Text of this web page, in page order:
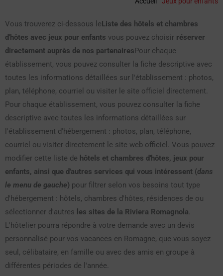
Vous trouverez ci-dessous leListe des hôtels et chambres
d'hôtes avec jeux pour enfants vous pouvez choisir réserver
directement auprès de nos partenairesPour chaque
établissement, vous pouvez consulter la fiche descriptive avec
toutes les informations détaillées sur l'établissement : photos,
plan, téléphone, courriel ou visiter le site officiel directement.
Pour chaque établissement, vous pouvez consulter la fiche
descriptive avec toutes les informations détaillées sur
l'établissement d'hébergement : photos, plan, téléphone,
courriel ou visiter directement le site web officiel. Vous pouvez
modifier cette liste de hôtels et chambres d'hôtes, jeux pour
enfants, ainsi que d'autres services qui vous intéressent (dans
le menu de gauche) pour filtrer selon vos besoins tout type
d'hébergement : hôtels, chambres d'hôtes, résidences de ou
sélectionner d'autres les sites de la Riviera Romagnola.
L'hôtelier pourra répondre à votre demande avec un devis
personnalisé pour vos vacances en Romagne, que vous soyez
seul, célibataire, en famille ou avec des amis en groupe à
différentes périodes de l'année.